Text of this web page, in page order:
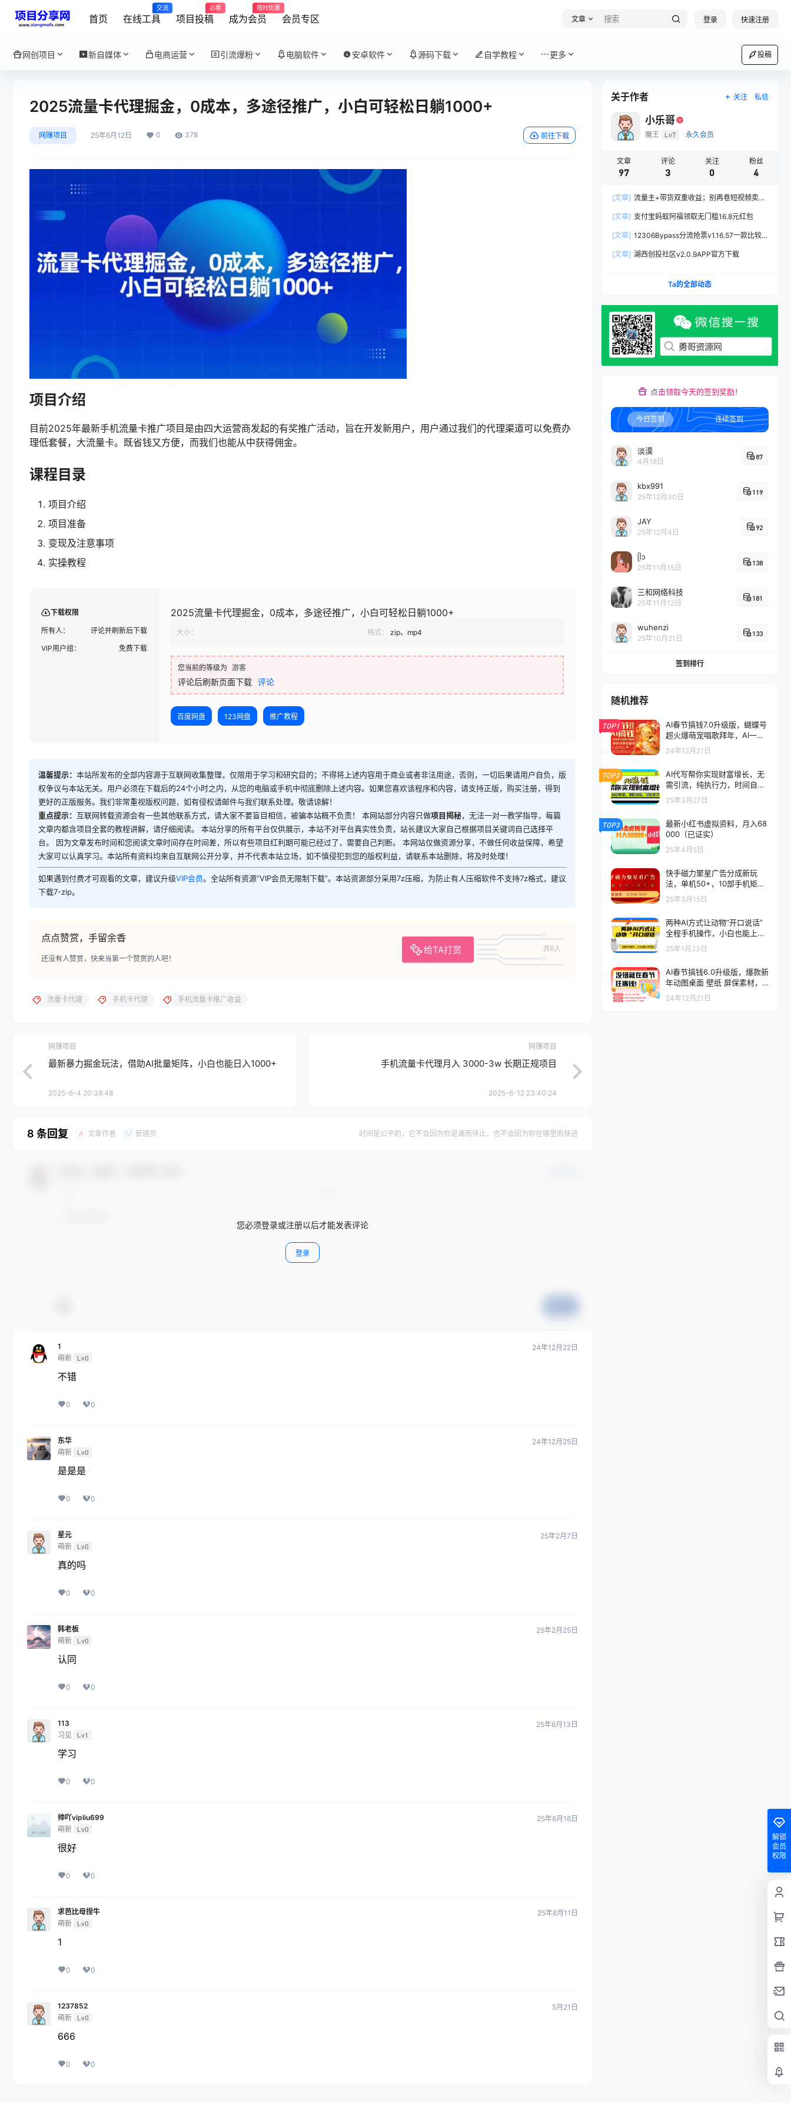
首页 在线工具
交流
项目投稿
必看
成为会员
限时优惠
会员专区 文章 登录 快速注册
网创项目 新自媒体 电商运营 引流爆粉 电脑软件 安卓软件 源码下载 自学教程 更多 投稿
2025流量卡代理掘金，0成本，多途径推广，小白可轻松日躺1000+
网赚项目 25年6月12日 0 378 前往下载
项目介绍
目前2025年最新手机流量卡推广项目是由四大运营商发起的有奖推广活动，旨在开发新用户，用户通过我们的代理渠道可以免费办
理低套餐，大流量卡。既省钱又方便，而我们也能从中获得佣金。
课程目录
项目介绍
项目准备
变现及注意事项
实操教程
下载权限
所有人：
评论并刷新后下载
VIP用户组：
免费下载
2025流量卡代理掘金，0成本，多途径推广，小白可轻松日躺1000+
大小： 格式： zip、mp4
您当前的等级为 游客
评论后刷新页面下载 评论
百度网盘 123网盘 推广教程
温馨提示： 本站所发布的全部内容源于互联网收集整理，仅限用于学习和研究目的；不得将上述内容用于商业或者非法用途，否则，一切后果请用户自负，版
权争议与本站无关。用户必须在下载后的24个小时之内，从您的电脑或手机中彻底删除上述内容。如果您喜欢该程序和内容，请支持正版，购买注册，得到
更好的正版服务。我们非常重视版权问题，如有侵权请邮件与我们联系处理。敬请谅解！
重点提示： 互联网转载资源会有一些其他联系方式，请大家不要盲目相信，被骗本站概不负责！ 本网站部分内容只做项目揭秘，无法一对一教学指导，每篇
文章内都含项目全套的教程讲解，请仔细阅读。 本站分享的所有平台仅供展示，本站不对平台真实性负责，站长建议大家自己根据项目关键词自己选择平
台。 因为文章发布时间和您阅读文章时间存在时间差，所以有些项目红利期可能已经过了，需要自己判断。 本网站仅做资源分享，不做任何收益保障，希望
大家可以认真学习。本站所有资料均来自互联网公开分享，并不代表本站立场，如不慎侵犯到您的版权利益，请联系本站删除，将及时处理！
如果遇到付费才可观看的文章，建议升级VIP会员。全站所有资源“VIP会员无限制下载”。本站资源部分采用7z压缩，为防止有人压缩软件不支持7z格式，建议
下载7-zip。
点点赞赏，手留余香
给TA打赏 共0人
还没有人赞赏，快来当第一个赞赏的人吧！
流量卡代理 手机卡代理 手机流量卡推广收益
网赚项目
最新暴力掘金玩法，借助AI批量矩阵，小白也能日入1000+
2025-6-4 20:38:48
网赚项目
手机流量卡代理月入 3000-3w 长期正规项目
2025-6-12 23:40:24
8 条回复 A 文章作者 M 管理员 时间是公平的，它不会因为你是谁而停止，也不会因为你在哪里而快进
您必须登录或注册以后才能发表评论
登录
1
萌新 Lv0
24年12月22日
不错
0 0
东华
萌新 Lv0
24年12月25日
是是是
0 0
星元
萌新 Lv0
25年2月7日
真的吗
0 0
韩老板
萌新 Lv0
25年2月25日
认同
0 0
113
习见 Lv1
25年6月13日
学习
0 0
帅吖vipliu699
萌新 Lv0
25年6月16日
很好
0 0
求芭比母捏牛
萌新 Lv0
25年8月11日
1
0 0
1237852
萌新 Lv0
5月21日
666
0 0
关于作者 关注 私信
小乐哥
魔王 Lv7 永久会员
文章
97
评论
3
关注
0
粉丝
4
[文章] 流量主+带货双重收益；别再卷短视频卖书
方式
[文章] 支付宝蚂蚁阿福领取无门槛16.8元红包
[文章] 12306Bypass分流抢票v1.16.57一款比较
[文章] 湖西创投社区v2.0.9APP官方下载
Ta的全部动态
点击领取今天的签到奖励！
今日签到 连续签到
淡漠
4月18日
87
kbx991
25年12月30日
119
JAY
25年12月4日
92
ᥫᩣ
25年11月15日
138
三和网络科技
25年11月12日
181
wuhenzi
25年10月21日
133
签到排行
随机推荐
TOP1
AI春节搞钱7.0升级版，蝴蝶号
超火爆萌宠唱歌拜年，AI一键
批量制作，春节做轻松躺赚，
抓紧冲！
24年12月21日
TOP2
AI代写帮你实现财富增长，无
需引流，纯执行力，时间自
由，一天稳收200-500
25年3月27日
TOP3
最新小红书虚拟资料，月入68
000（已证实）
25年4月5日
快手磁力聚星广告分成新玩
法，单机50+，10部手机矩阵
操作日入500+
25年3月15日
两种AI方式让动物“开口说话”
全程手机操作，小白也能上手
实操，保姆级教学
25年1月23日
AI春节搞钱6.0升级版，爆款新
年动图桌面 壁纸 屏保素材，A
I一键制作，春节做轻松躺赚，
每日轻松十分钟，月赚米1W+
24年12月21日
解锁
会员
权限